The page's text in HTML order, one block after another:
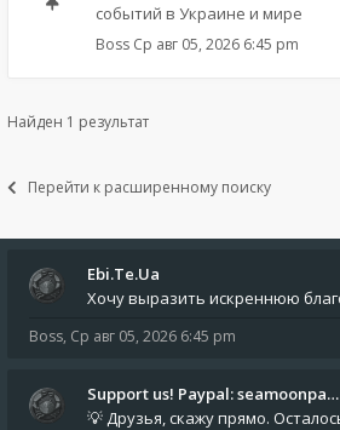
событий в Украине и мире
Boss Ср авг 05, 2026 6:45 pm
Найден 1 результат
Перейти к расширенному поиску
Ebi.Te.Ua
Boss, Ср авг 05, 2026 6:45 pm
Support us! Paypal: seamoonpa…